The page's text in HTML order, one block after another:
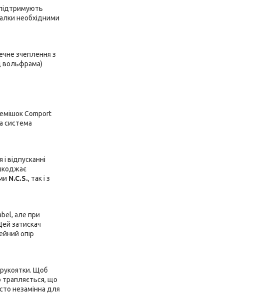
підтримують
необхідними
зчеплення з
вольфрама)
Comport
система
відпусканні
N.C.S., так і з
але при
затискач
опір
Щоб
трапляється, що
незамінна для